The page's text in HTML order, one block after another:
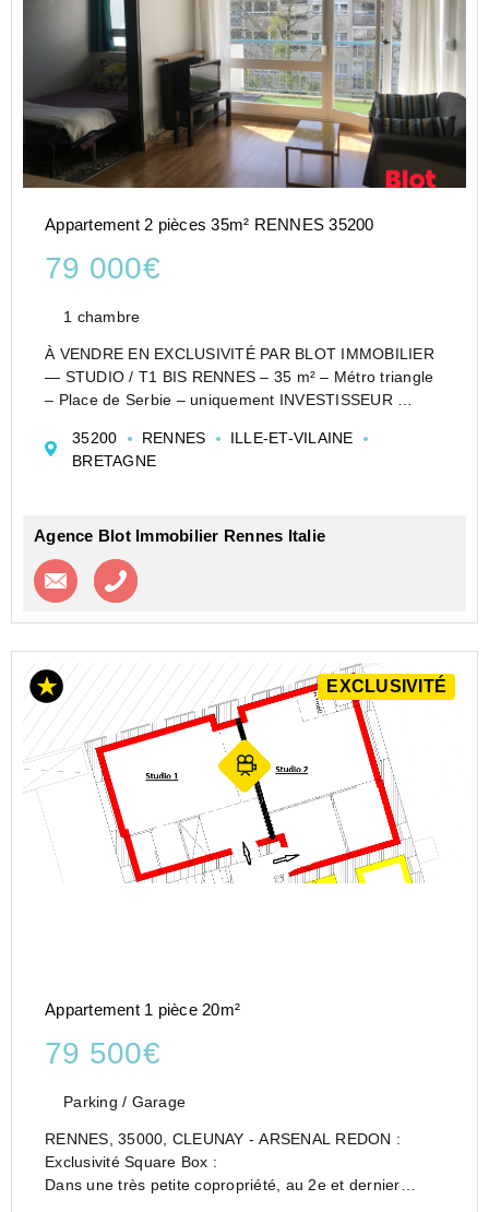
Appartement 2 pièces 35m² RENNES 35200
79 000€
1 chambre
À VENDRE EN EXCLUSIVITÉ PAR BLOT IMMOBILIER
— STUDIO / T1 BIS RENNES – 35 m² – Métro triangle
– Place de Serbie – uniquement INVESTISSEUR
? Métro à moins de 2 minutes à pied
Situé au 3? et dernier étage ...
35200 RENNES
ILLE-ET-VILAINE
BRETAGNE
Agence Blot Immobilier Rennes Italie
Contacter l'agence
EXCLUSIVITÉ
Appartement 1 pièce 20m²
79 500€
Parking / Garage
RENNES, 35000, CLEUNAY - ARSENAL REDON :
Exclusivité Square Box :
Dans une très petite copropriété, au 2e et dernier